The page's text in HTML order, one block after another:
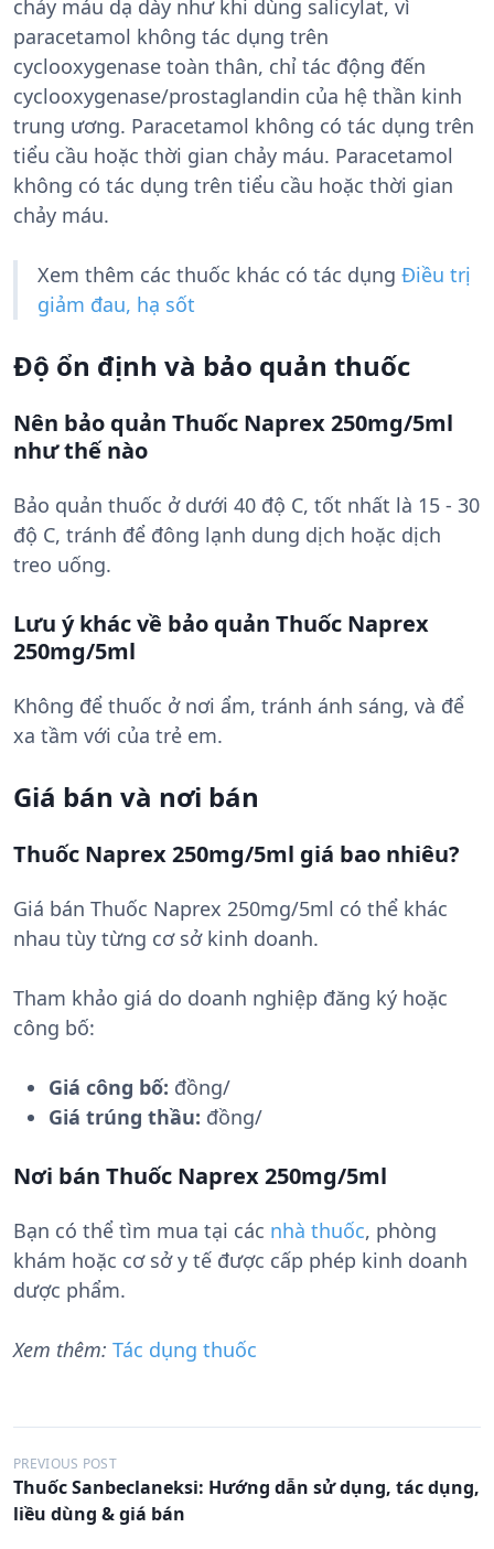
chảy máu dạ dày như khi dùng salicylat, vì
paracetamol không tác dụng trên
cyclooxygenase toàn thân, chỉ tác động đến
cyclooxygenase/prostaglandin của hệ thần kinh
trung ương. Paracetamol không có tác dụng trên
tiểu cầu hoặc thời gian chảy máu. Paracetamol
không có tác dụng trên tiểu cầu hoặc thời gian
chảy máu.
Xem thêm các thuốc khác có tác dụng Điều trị
giảm đau, hạ sốt
Độ ổn định và bảo quản thuốc
Nên bảo quản Thuốc Naprex 250mg/5ml
như thế nào
Bảo quản thuốc ở dưới 40 độ C, tốt nhất là 15 - 30
độ C, tránh để đông lạnh dung dịch hoặc dịch
treo uống.
Lưu ý khác về bảo quản Thuốc Naprex
250mg/5ml
Không để thuốc ở nơi ẩm, tránh ánh sáng, và để
xa tầm với của trẻ em.
Giá bán và nơi bán
Thuốc Naprex 250mg/5ml giá bao nhiêu?
Giá bán Thuốc Naprex 250mg/5ml có thể khác
nhau tùy từng cơ sở kinh doanh.
Tham khảo giá do doanh nghiệp đăng ký hoặc
công bố:
Giá công bố: đồng/
Giá trúng thầu: đồng/
Nơi bán Thuốc Naprex 250mg/5ml
Bạn có thể tìm mua tại các nhà thuốc, phòng
khám hoặc cơ sở y tế được cấp phép kinh doanh
dược phẩm.
Xem thêm: Tác dụng thuốc
Đ
i
PREVIOUS POST
Thuốc Sanbeclaneksi: Hướng dẫn sử dụng, tác dụng,
liều dùng & giá bán